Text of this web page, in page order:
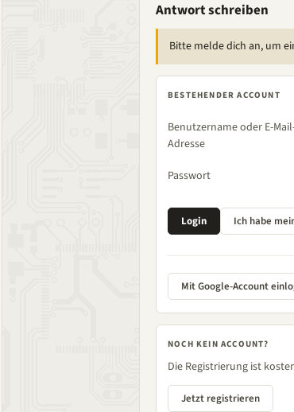
Antwort schreiben
Bitte melde dich an, um
BESTEHENDER ACCOUNT
Benutzername oder E-
Adresse
Passwort
Mit Google-Account
NOCH KEIN ACCOUNT?
Die Registrierung ist
Jetzt registrieren